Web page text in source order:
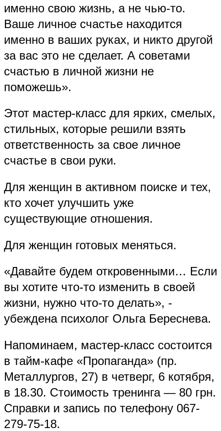
именно свою жизнь, а не чью-то.
Ваше личное счастье находится
именно в ваших руках, и никто другой
за вас это не сделает. А советами
счастью в личной жизни не
поможешь».
Этот мастер-класс для ярких, смелых,
стильных, которые решили взять
ответственность за свое личное
счастье в свои руки.
Для женщин в активном поиске и тех,
кто хочет улучшить уже
существующие отношения.
Для женщин готовых меняться.
«Давайте будем откровенными… Если
вы хотите что-то изменить в своей
жизни, нужно что-то делать», -
убеждена психолог Ольга Береснева.
Напоминаем, мастер-класс состоится
в тайм-кафе «Пропаганда» (пр.
Металлургов, 27) в четверг, 6 котября,
в 18.30. Стоимость тренинга — 80 грн.
Справки и запись по телефону 067-
279-75-18.